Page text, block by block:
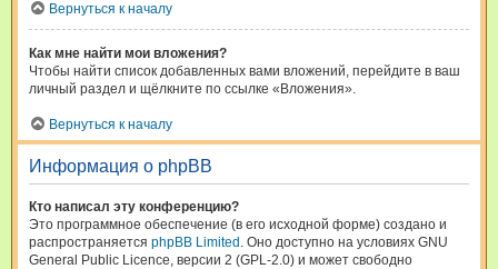
Вернуться к началу
Как мне найти мои вложения?
Чтобы найти список добавленных вами вложений, перейдите в ваш
личный раздел и щёлкните по ссылке «Вложения».
Вернуться к началу
Информация о phpBB
Кто написал эту конференцию?
Это программное обеспечение (в его исходной форме) создано и
распространяется phpBB Limited . Оно доступно на условиях GNU
General Public Licence, версии 2 (GPL-2.0) и может свободно